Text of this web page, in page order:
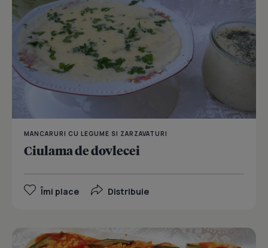
MANCARURI CU LEGUME SI ZARZAVATURI
Ciulama de dovlecei
Îmi place Distribuie